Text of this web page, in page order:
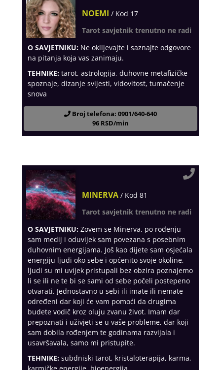
NOEMI / Kod 17
Tarot savjetnik trenutno ne radi
O SAVJETNIKU:Ne oklijevajte i saznajte odgovore
na pitanja koja vas zanimaju.
TEHNIKE:tarot, astrologija, duhovne metafizičke
spoznaje, dizanje svijesti, vidovitost, tumačenje
snova
Broj telefona: 0901/640-640
96 RSD/min
MINERVA / Kod 81
Tarot savjetnik trenutno ne radi
O SAVJETNIKU:Zovem se Minerva, po rođenju
sam medij i oduvijek sam povezana s posebnim
duhovnim energijama. Još kao dijete sam osjećala
energiju ljudi oko sebe i općenito svoje okoline,
ljudi su mi uvijek pristupali bez obzira poznajemo
li se ili ne te bi se sami od sebe počeli postepeno
otvarati. Jednostavno u sebi ili imate ili nemate
određeni dar koji će vam pomoći da drugima
budete vodič kroz oluju zvanu život. Imam dar
prepoznati i uživjeti se u vaše probleme, dar koji
sam dobila rođenjem te godinama razvijala i
usavršavala, samo mi pristupite.
TEHNIKE:subdniski tarot, kristaloterapija, karma,